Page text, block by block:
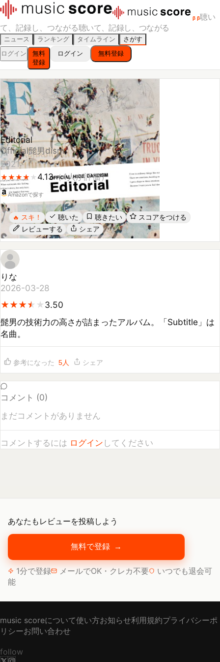
β β聴い
て、記録し、つながる聴いて、記録し、つながる
ニュース ランキング タイムライン
さがす
ログイン
無料
登録
ログイン 無料登録
Editorial
Official髭男dism
2021
★
★★
★★
★★
★ ★4.13（4人が評価）
Amazonで探す
スキ！ 聴いた 聴きたい
スコアをつける
レビューする
シェア
りな
2026-03-28
★
★ ★
★
名曲。
参考になった
コメント (0
まだコメントがありません
あなたもレビューを投稿しよう
無料で登録 →
1分で登録 メールでOK・クレカ不要
いつでも退会可
能
music scoreについて使い方お知らせ利用規約プライバシーポ
リシーお問い合わせ
follow